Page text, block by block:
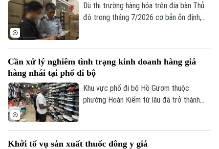
Chuyên mục
Thời sự
Hà Nội
Chính trị
Xã hội
Hà Nội
Nhịp sống Hà Nội
Người Hà Nội
Dù thị trường hàng hóa trên địa bàn Thủ
đô trong tháng 7/2026 cơ bản ổn định,
Quản lý thị trường Hà Nội đang tiếp tục
siết chặt kiểm soát, đặc biệt là trên môi
trường thương mại điện tử.
Cần xử lý nghiêm tình trạng kinh doanh hàng giả
hàng nhái tại phố đi bộ
Khu vực phố đi bộ Hồ Gươm thuộc
phường Hoàn Kiếm từ lâu đã trở thành
được bày bán công khai với giá siêu rẻ.
Khởi tố vụ sản xuất thuốc đông y giả